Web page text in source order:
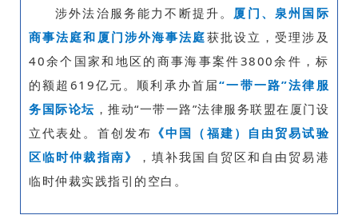
涉外法治服务能力不断提升。 厦门、泉州国际
商事法庭和厦门涉外海事法庭获批设立，受理涉及
40余个国家和地区的商事海事案件3800余件，标
的额超619亿元。顺利承办首届“一带一路”法律服
务国际论坛 ，推动“一带一路”法律服务联盟在厦门设
立代表处。首创发布 《中国（福建）自由贸易试验
区临时仲裁指南》
，填补我国自贸区和自由贸易港
临时仲裁实践指引的空白。